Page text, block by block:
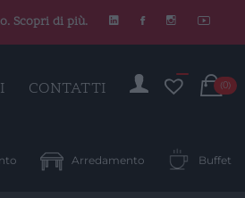
Scopri di più.
CONTATTI (0)
Arredamento Buffet